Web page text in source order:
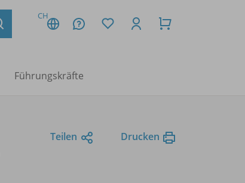
CH
Führungskräfte
Teilen Drucken